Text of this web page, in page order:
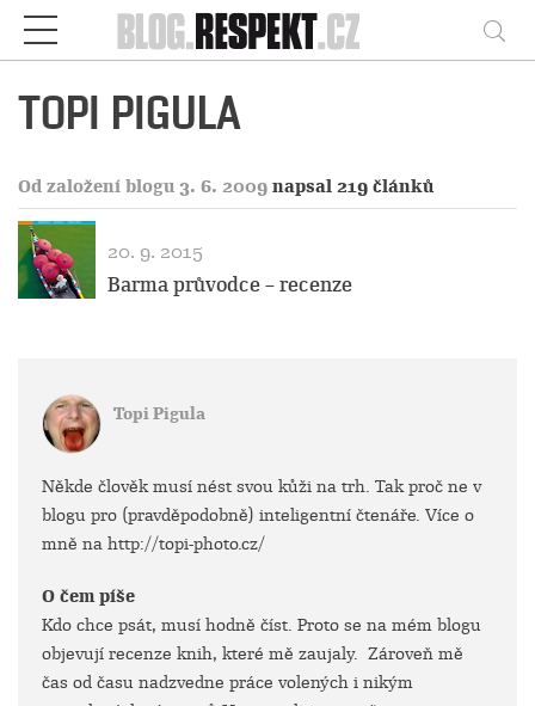
Respekt
TOPI PIGULA
Od založení blogu 3. 6. 2009 napsal 219 článků
20. 9. 2015
Barma průvodce – recenze
Topi Pigula
Někde člověk musí nést svou kůži na trh. Tak proč ne v
blogu pro (pravděpodobně) inteligentní čtenáře. Více o
mně na http://topi-photo.cz/
O čem píše
Kdo chce psát, musí hodně číst. Proto se na mém blogu
objevují recenze knih, které mě zaujaly. Zároveň mě
čas od času nadzvedne práce volených i nikým